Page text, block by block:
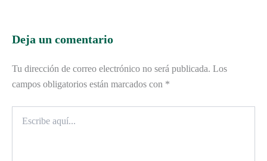
Deja un comentario
Tu dirección de correo electrónico no será publicada. Los
campos obligatorios están marcados con *
aquí...